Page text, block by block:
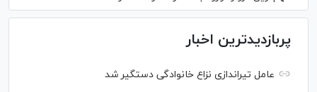
پربازدیدترین اخبار
عامل تیراندازی نزاع خانوادگی دستگیر شد